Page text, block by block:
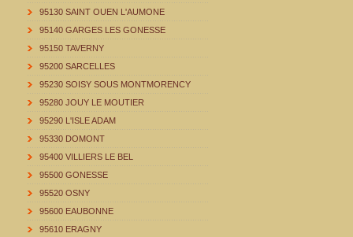
95130 SAINT OUEN L'AUMONE
95140 GARGES LES GONESSE
95150 TAVERNY
95200 SARCELLES
95230 SOISY SOUS MONTMORENCY
95280 JOUY LE MOUTIER
95290 L'ISLE ADAM
95330 DOMONT
95400 VILLIERS LE BEL
95500 GONESSE
95520 OSNY
95600 EAUBONNE
95610 ERAGNY